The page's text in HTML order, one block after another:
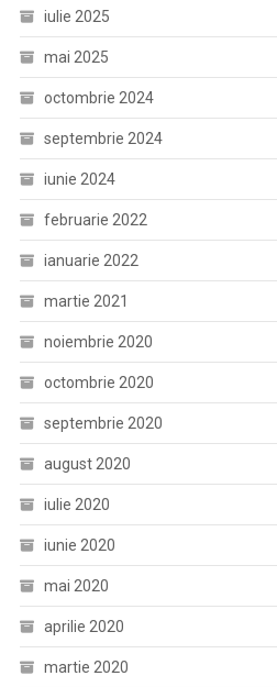
iulie 2025
mai 2025
octombrie 2024
septembrie 2024
iunie 2024
februarie 2022
ianuarie 2022
martie 2021
noiembrie 2020
octombrie 2020
septembrie 2020
august 2020
iulie 2020
iunie 2020
mai 2020
aprilie 2020
martie 2020